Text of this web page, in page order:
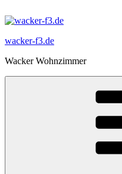
Inhalt
wacker-f3.de
Wacker Wohnzimmer